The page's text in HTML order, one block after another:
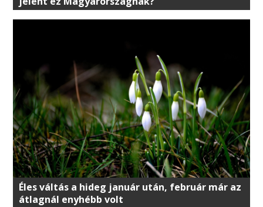
Éles váltás a hideg január után, február már az
átlagnál enyhébb volt